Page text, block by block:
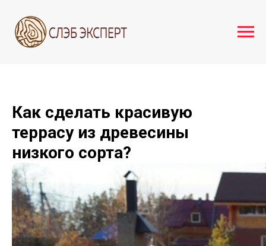
Как сделать красивую
террасу из древесины
низкого сорта?